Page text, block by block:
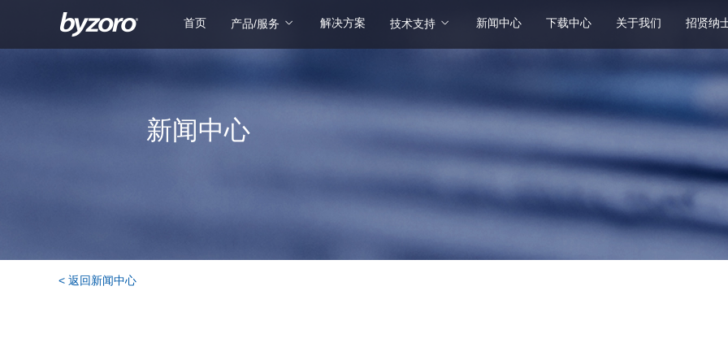
首页 产品/服务 解决方案 技术支持 新闻中心 下载中心 关于我们 招贤纳
新闻中心
< 返回新闻中心